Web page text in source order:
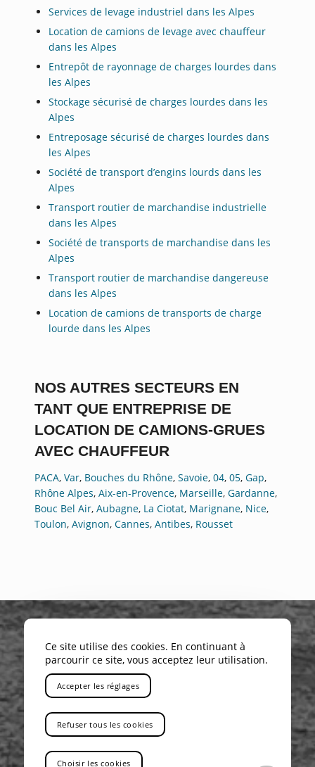
Services de levage industriel dans les Alpes
Location de camions de levage avec chauffeur
dans les Alpes
Entrepôt de rayonnage de charges lourdes dans
les Alpes
Stockage sécurisé de charges lourdes dans les
Alpes
Entreposage sécurisé de charges lourdes dans
les Alpes
Société de transport d’engins lourds dans les
Alpes
Transport routier de marchandise industrielle
dans les Alpes
Société de transports de marchandise dans les
Alpes
Transport routier de marchandise dangereuse
dans les Alpes
Location de camions de transports de charge
lourde dans les Alpes
NOS AUTRES SECTEURS EN
TANT QUE ENTREPRISE DE
LOCATION DE CAMIONS-GRUES
AVEC CHAUFFEUR
PACA, Var, Bouches du Rhône, Savoie, 04, 05, Gap,
Rhône Alpes, Aix-en-Provence, Marseille, Gardanne,
Bouc Bel Air, Aubagne, La Ciotat, Marignane, Nice,
Toulon, Avignon, Cannes, Antibes, Rousset
VOUS RECHERCHEZ UNE ENTREPRISE DE
LOCATION DE CAMIONS-GRUES AVEC
CHAUFFEUR DANS LES ALPES
Vous êtes au bon endroit !
Ce site utilise des cookies. En continuant à
parcourir ce site, vous acceptez leur utilisation.
Accepter les réglages
Refuser tous les cookies
Choisir les cookies